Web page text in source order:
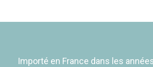
Importé en France dans les